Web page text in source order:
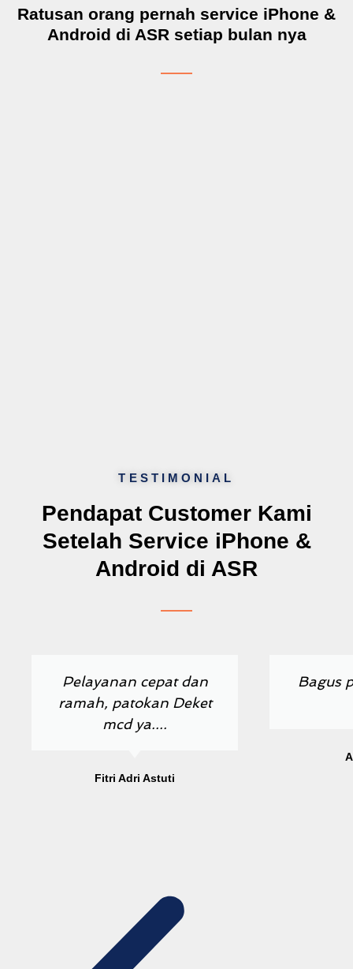
Ratusan orang pernah service iPhone &
Android di ASR setiap bulan nya
TESTIMONIAL
Pendapat Customer Kami
Setelah Service iPhone &
Android di ASR
Pelayanan cepat dan
ramah, patokan Deket
mcd ya....
Fitri Adri Astuti
Bagus